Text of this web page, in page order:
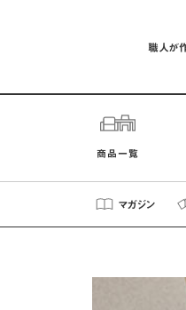
職人が
商品一覧
マガジン